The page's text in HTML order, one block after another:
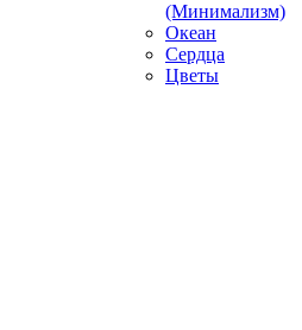
(Минимализм)
Океан
Сердца
Цветы